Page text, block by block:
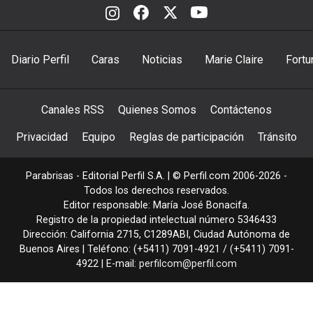
Diario Perfil Caras Noticias Marie Claire
Canales RSS Quienes Somos Contáctenos
Privacidad Equipo Reglas de participación Tránsito
Parabrisas - Editorial Perfil S.A. | © Perfil.com 2006-2026 -
Todos los derechos reservados.
Editor responsable: María José Bonacifa.
Registro de la propiedad intelectual número 5346433
Dirección: California 2715, C1289ABI , Ciudad Autónoma de
Buenos Aires | Teléfono: (+5411) 7091-4921 / (+5411) 7091-
4922 | E-mail: perfilcom@perfil.com